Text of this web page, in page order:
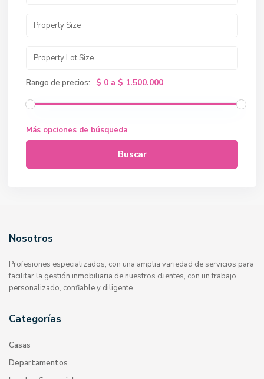
Rango de precios: $ 0 a $ 1.500.000
Más opciones de búsqueda
Buscar
Nosotros
Profesiones especializados, con una amplia variedad de servicios para
facilitar la gestión inmobiliaria de nuestros clientes, con un trabajo
personalizado, confiable y diligente.
Categorías
Casas
Departamentos